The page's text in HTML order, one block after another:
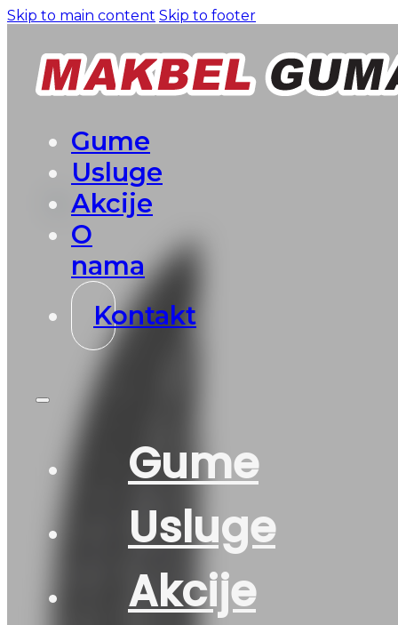
Skip to main content Skip to footer
Gume
Usluge
Akcije
O
nama
Kontakt
Gume
Usluge
Akcije